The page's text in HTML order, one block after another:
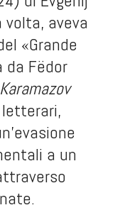
volta, aveva
«Grande
Fëdor
a un